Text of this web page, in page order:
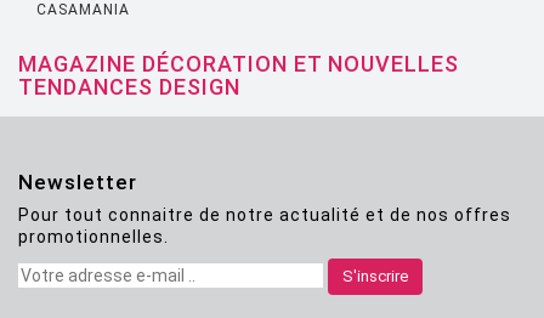
CASAMANIA
CASSINA
CATELLANI AND SMITH
CINNA
CLASSICON
CRASSEVIG
MAGAZINE DÉCORATION ET NOUVELLES
TENDANCES DESIGN
Newsletter
Pour tout connaitre de notre actualité et de nos offres
promotionnelles.
S'inscrire